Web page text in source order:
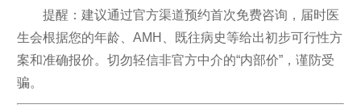
提醒：建议通过官方渠道预约首次免费咨询，届时医
生会根据您的年龄、AMH、既往病史等给出初步可行性方
案和准确报价。切勿轻信非官方中介的“内部价”，谨防受
骗。